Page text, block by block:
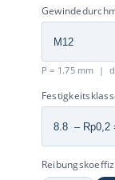
P = 1.75 mm |